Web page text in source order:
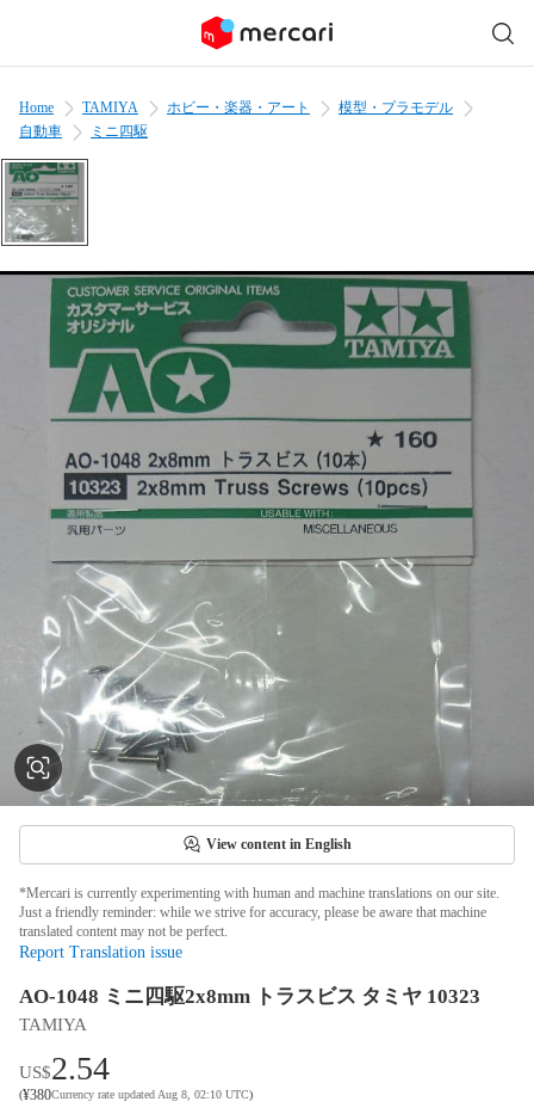
Home TAMIYA ホビー・楽器・アート
模型・プラモデル
自動車
ミニ四駆
View content in English
*Mercari is currently experimenting with human and machine translations on our site.
Just a friendly reminder: while we strive for accuracy, please be aware that machine
translated content may not be perfect.
Report Translation issue
AO-1048 ミニ四駆2x8mm トラスビス タミヤ 10323
TAMIYA
US$2.54
(¥380Currency rate updated Aug 8, 02:10 UTC)